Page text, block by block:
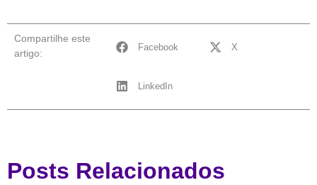
Compartilhe este
artigo:
Facebook X
LinkedIn
Posts Relacionados